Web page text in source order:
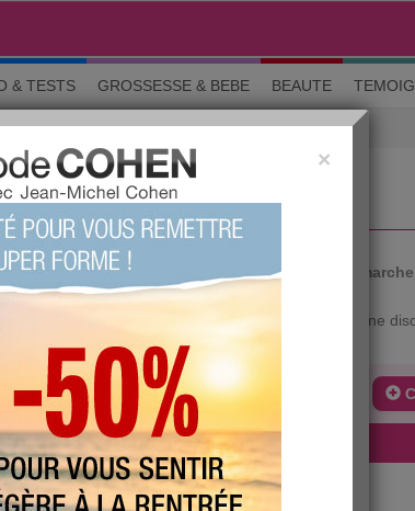
M'inscrire|
& TESTS GROSSESSE & BEBE BEAUTE
EXERCICES
& bébé Beauté La communauté
Avant de suivre un conseil extrait d'une
×